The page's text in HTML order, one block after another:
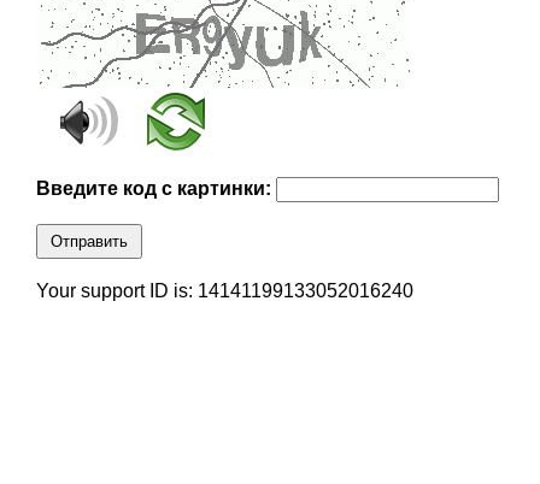
Введите код с картинки:
Отправить
Your support ID is: 14141199133052016240